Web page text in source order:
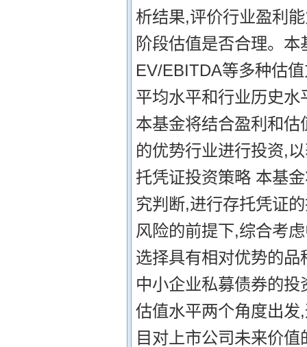
析结果,评价行业盈利
阶段估值是否合理。
EV/EBITDA等多种估
平均水平和行业历史
本基金将结合盈利和
的优势行业进行投资,
托凭证投资策略 本基
究判断,进行存托凭证
风险的前提下,综合考
选择具有相对优势的
中小企业私募债券的
估值水平两个角度出
目对上市公司未来价